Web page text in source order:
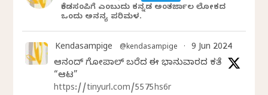
ಕೆಂಡಸಂಪಿಗೆ ಎಂಬುದು ಕನ್ನಡ ಅಂತರ್ಜಾಲ ಲೋಕದ
ಒಂದು ಅನನ್ಯ ಪರಿಮಳ.
Kendasampige @kendasampige · 9 Jun 2024
ಆನಂದ್‌ ಗೋಪಾಲ್‌ ಬರೆದ ಈ ಭಾನುವಾರದ ಕತೆ
“ಆಟ”
https://tinyurl.com/5575hs6r